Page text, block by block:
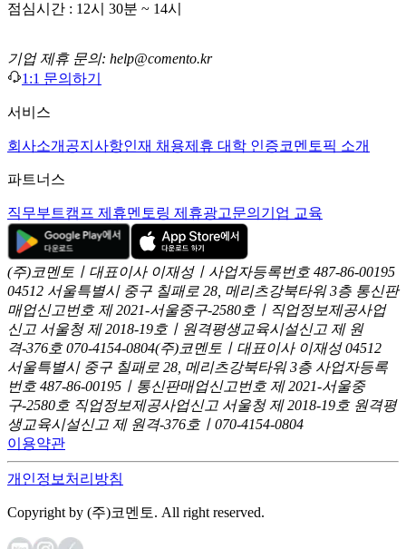
점심시간 : 12시 30분 ~ 14시
기업 제휴 문의: help@comento.kr
1:1 문의하기
서비스
회사소개 공지사항인재 채용제휴 대학 인증코멘토픽 소개
파트너스
직무부트캠프 제휴멘토링 제휴광고문의 기업 교육
(주)코멘토ㅣ대표이사 이재성ㅣ사업자등록번호 487-86-00195
04512 서울특별시 중구 칠패로 28, 메리츠강북타워 3층 통신판
매업신고번호 제 2021-서울중구-2580호ㅣ직업정보제공사업
신고 서울청 제 2018-19호ㅣ원격평생교육시설신고 제 원
격-376호 070-4154-0804(주)코멘토ㅣ대표이사 이재성 04512
서울특별시 중구 칠패로 28, 메리츠강북타워 3층 사업자등록
번호 487-86-00195ㅣ통신판매업신고번호 제 2021-서울중
구-2580호 직업정보제공사업신고 서울청 제 2018-19호 원격평
생교육시설신고 제 원격-376호ㅣ070-4154-0804
이용약관
개인정보처리방침
Copyright by (주)코멘토. All right reserved.